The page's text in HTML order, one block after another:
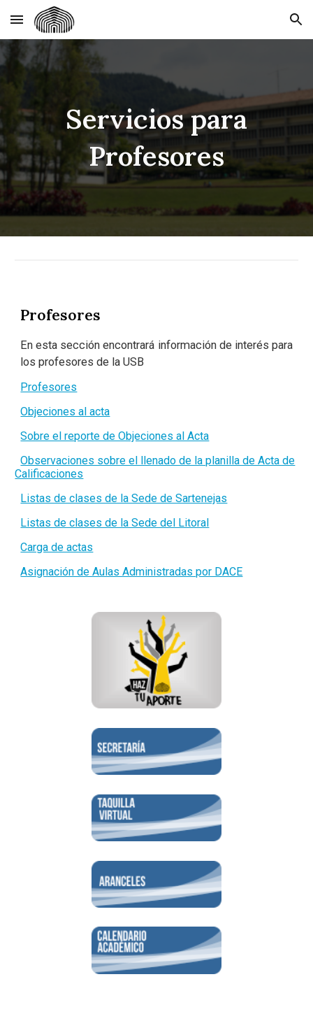
Skip to main content Skip to navigation
Servicios para
Profesores
Profesores
En esta sección encontrará información de interés para
los profesores de la USB
Profesores
Objeciones al acta
Sobre el reporte de Objeciones al Acta
Observaciones sobre el llenado de la planilla de Acta de
Calificaciones
Listas de clases de la Sede de Sartenejas
Listas de clases de la Sede del Litoral
Carga de actas
Asignación de Aulas Administradas por DACE